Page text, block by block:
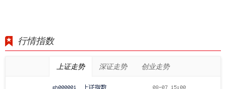
行情指数
上证走势 深证走势 创业走势